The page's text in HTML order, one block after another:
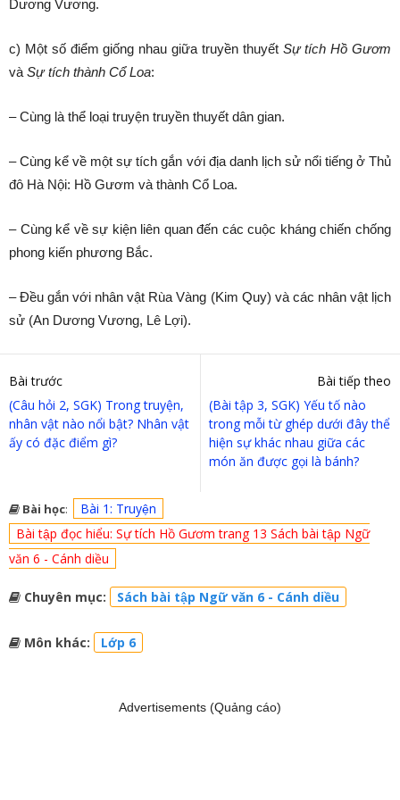
Dương Vương.
c) Một số điểm giống nhau giữa truyền thuyết Sự tích Hồ Gươm
và Sự tích thành Cổ Loa:
– Cùng là thể loại truyện truyền thuyết dân gian.
– Cùng kể về một sự tích gắn với địa danh lịch sử nổi tiếng ở Thủ
đô Hà Nội: Hồ Gươm và thành Cổ Loa.
– Cùng kể về sự kiện liên quan đến các cuộc kháng chiến chống
phong kiến phương Bắc.
– Đều gắn với nhân vật Rùa Vàng (Kim Quy) và các nhân vật lịch
sử (An Dương Vương, Lê Lợi).
Bài trước
(Câu hỏi 2, SGK) Trong truyện,
nhân vật nào nổi bật? Nhân vật
ấy có đặc điểm gì?
Bài tiếp theo
(Bài tập 3, SGK) Yếu tố nào
trong mỗi từ ghép dưới đây thể
hiện sự khác nhau giữa các
món ăn được gọi là bánh?
Bài học:
Bài 1: Truyện
Bài tập đọc hiểu: Sự tích Hồ Gươm trang 13 Sách bài tập Ngữ
văn 6 - Cánh diều
Chuyên mục: Sách bài tập Ngữ văn 6 - Cánh diều
Môn khác: Lớp 6
Advertisements (Quảng cáo)